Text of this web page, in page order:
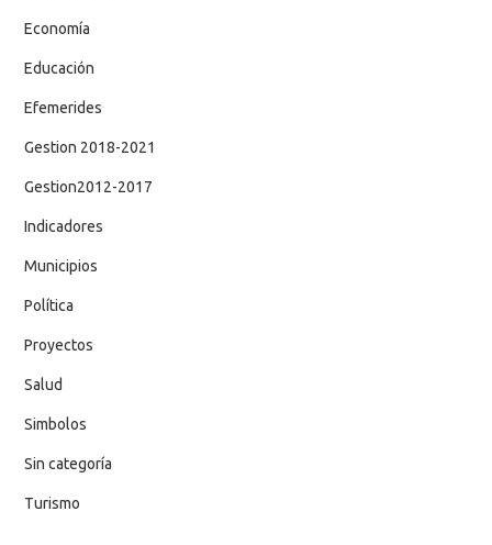
Economía
Educación
Efemerides
Gestion 2018-2021
Gestion2012-2017
Indicadores
Municipios
Política
Proyectos
Salud
Simbolos
Sin categoría
Turismo